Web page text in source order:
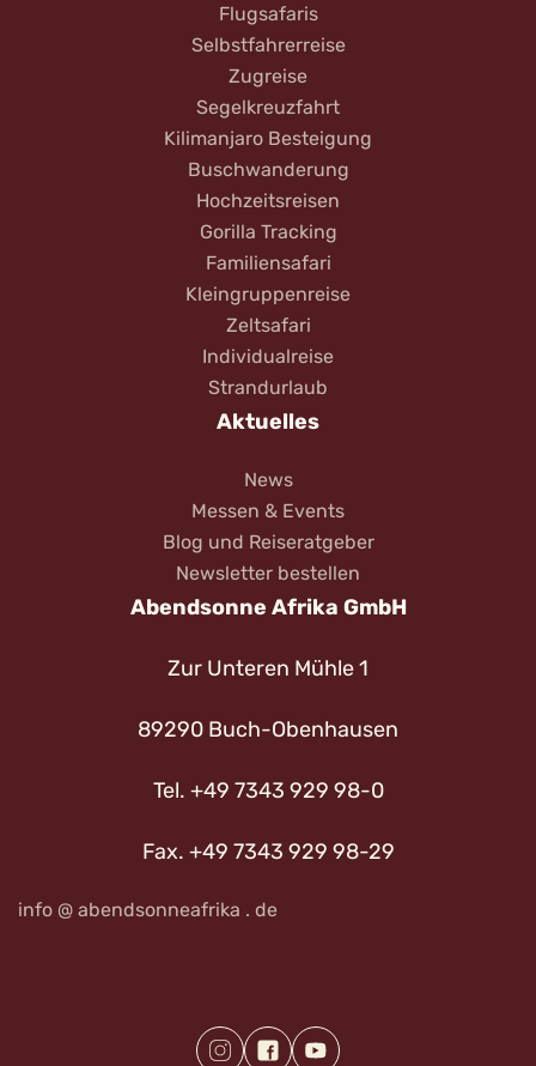
Flugsafaris
Selbstfahrerreise
Zugreise
Segelkreuzfahrt
Kilimanjaro Besteigung
Buschwanderung
Hochzeitsreisen
Gorilla Tracking
Familiensafari
Kleingruppenreise
Zeltsafari
Individualreise
Strandurlaub
Aktuelles
News
Messen & Events
Blog und Reiseratgeber
Newsletter bestellen
Abendsonne Afrika GmbH
Zur Unteren Mühle 1
89290 Buch-Obenhausen
Tel. +49 7343 929 98-0
Fax. +49 7343 929 98-29
info @ abendsonneafrika . de